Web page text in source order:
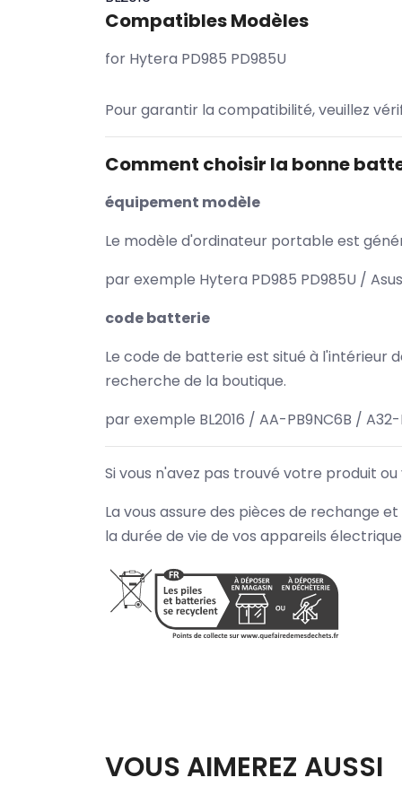
Compatibles Modèles
for Hytera PD985 PD985U
Pour garantir la compatibilité, veuillez
Comment choisir la bonne
équipement modèle
Le modèle d'ordinateur portable est
par exemple Hytera PD985 PD985U /
code batterie
Le code de batterie est situé à l'intérieur
recherche de la boutique.
par exemple BL2016 / AA-PB9NC6B /
Si vous n'avez pas trouvé votre produit
La vous assure des pièces de rechange
la durée de vie de vos appareils
VOUS AIMEREZ AUSSI